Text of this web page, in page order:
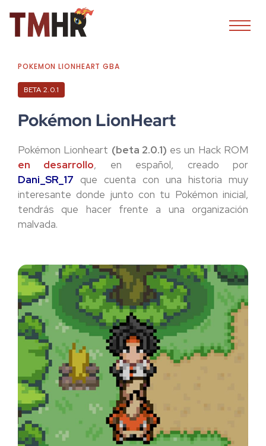
POKEMON LIONHEART GBA
BETA 2.0.1
Pokémon LionHeart
Pokémon Lionheart (beta 2.0.1) es un Hack ROM
en desarrollo, en español, creado por
Dani_SR_17 que cuenta con una historia muy
interesante donde junto con tu Pokémon inicial,
tendrás que hacer frente a una organización
malvada.